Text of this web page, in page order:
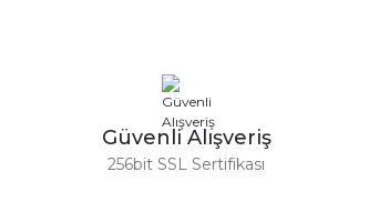
Güvenli Alışveriş
256bit SSL Sertifikası